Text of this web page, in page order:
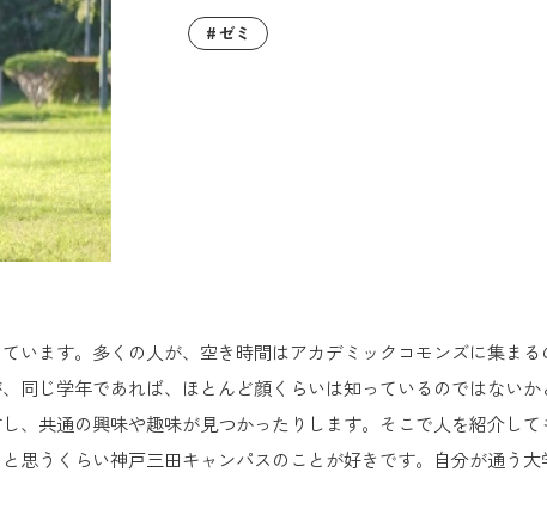
ゼミ
います。多くの人が、空き時間はアカデミックコモンズに集ま
同じ学年であれば、ほとんど顔くらいは知っているのではない
、共通の興味や趣味が見つかったりします。そこで人を紹介し
思うくらい神戸三田キャンパスのことが好きです。自分が通う